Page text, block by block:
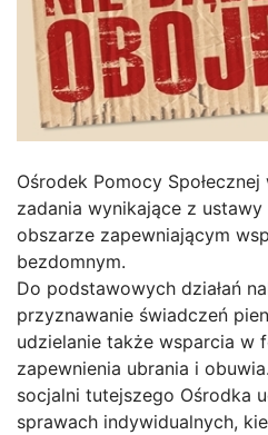
Ośrodek Pomocy
zadania wynikające z
obszarze zapewniającym
bezdomnym.
Do podstawowych działań
przyznawanie świadczeń
udzielanie także wsparcia w
zapewnienia ubrania i
socjalni tutejszego Ośrodka
sprawach indywidualnych,